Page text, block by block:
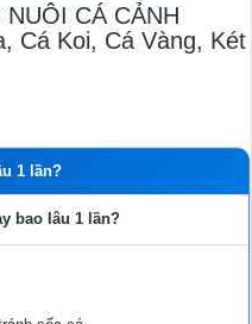
CÁ CẢNH
Cá Koi, Cá Vàng, Két
1 lần?
bao lâu 1 lần?